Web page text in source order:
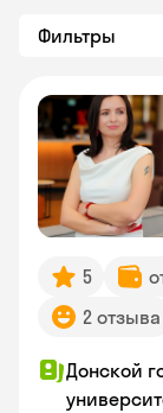
Фильтры
5
2 отзыва
Донской